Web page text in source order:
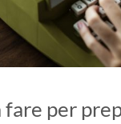
fare per